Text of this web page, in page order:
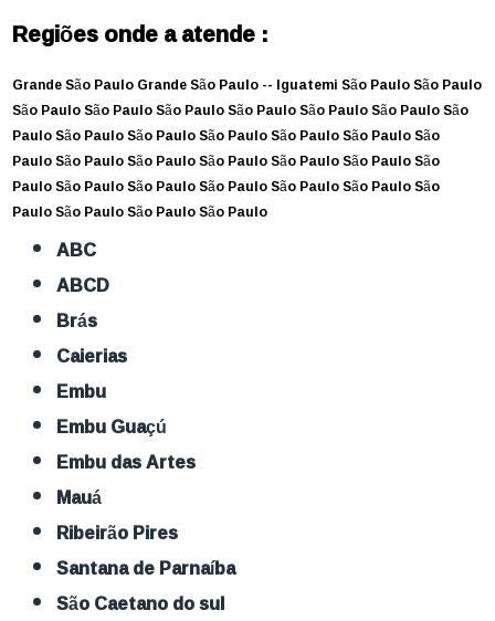
Regiões onde a atende :
Grande São PauloGrande São Paulo -- IguatemiSão PauloSão Paulo
São PauloSão PauloSão PauloSão PauloSão PauloSão PauloSão
PauloSão PauloSão PauloSão PauloSão PauloSão PauloSão
PauloSão PauloSão PauloSão PauloSão PauloSão PauloSão
PauloSão PauloSão PauloSão PauloSão PauloSão PauloSão
PauloSão PauloSão PauloSão Paulo
ABC
ABCD
Brás
Caierias
Embu
Embu Guaçú
Embu das Artes
Mauá
Ribeirão Pires
Santana de Parnaíba
São Caetano do sul